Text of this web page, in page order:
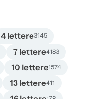
4 lettere3145
7 lettere4183
10 lettere1574
13 lettere411